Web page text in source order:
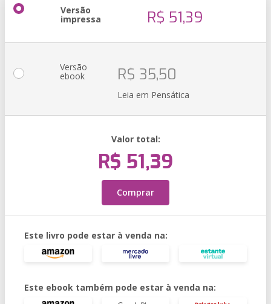
Versão
impressa R$ 51,39
Versão
ebook R$ 35,50
Leia em Pensática
Valor total:
R$ 51,39
Comprar
Este livro pode estar à venda na:
Este ebook também pode estar à venda na: